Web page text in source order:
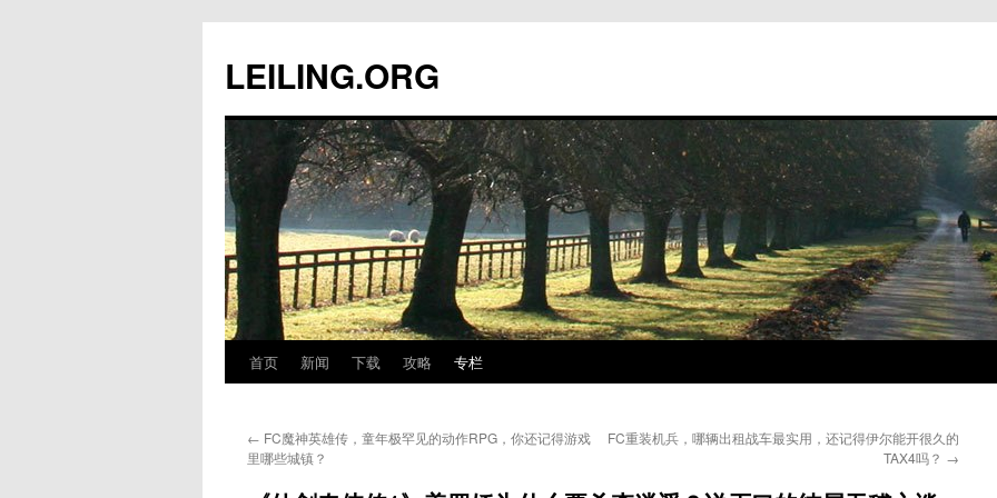
文
LEILING.ORG
首页 新闻 下载 攻略 专栏
← FC魔神英雄传，童年极罕见的动作RPG，你还记得游戏
里哪些城镇？
FC重装机兵，哪辆出租战车最实用，还记得伊尔能开很久的
TAX4吗？ →